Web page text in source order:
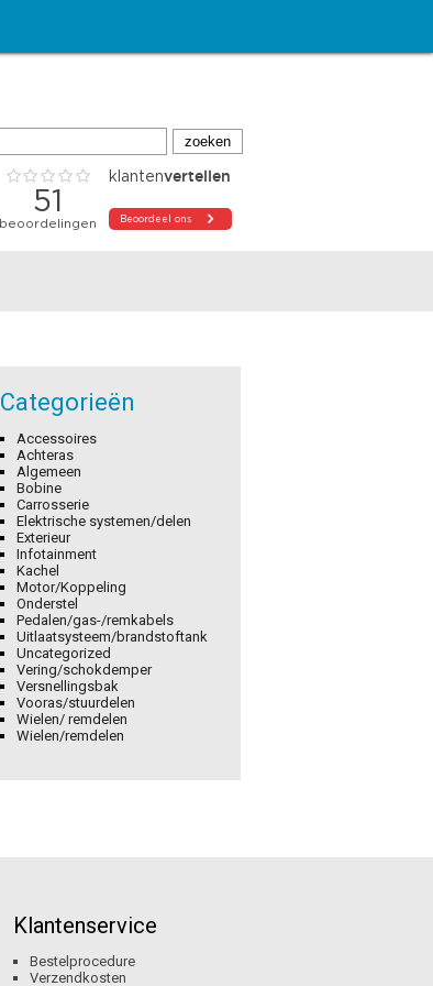
Categorieën
Accessoires
Achteras
Algemeen
Bobine
Carrosserie
Elektrische systemen/delen
Exterieur
Infotainment
Kachel
Motor/Koppeling
Onderstel
Pedalen/gas-/remkabels
Uitlaatsysteem/brandstoftank
Uncategorized
Vering/schokdemper
Versnellingsbak
Vooras/stuurdelen
Wielen/ remdelen
Wielen/remdelen
Klantenservice
Bestelprocedure
Verzendkosten